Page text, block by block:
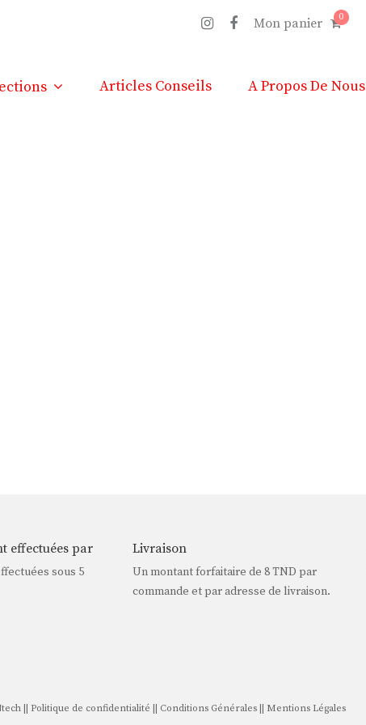
Mon panier 0
Articles Conseils A Propos De Nous
effectuées par
sous 5
Livraison
Un montant forfaitaire de 8 TND par
commande et par adresse de livraison.
Politique de confidentialité Conditions Générales Mentions Légales